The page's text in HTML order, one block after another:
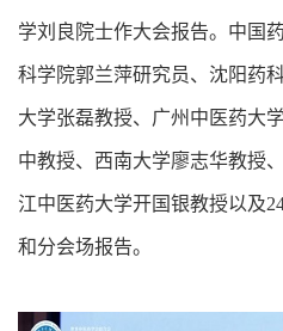
学刘良院士作大会报告。中国
科学院郭兰萍研究员、沈阳药
大学张磊教授、广州中医药大
中教授、西南大学廖志华教授
江中医药大学开国银教授以及
和分会场报告。